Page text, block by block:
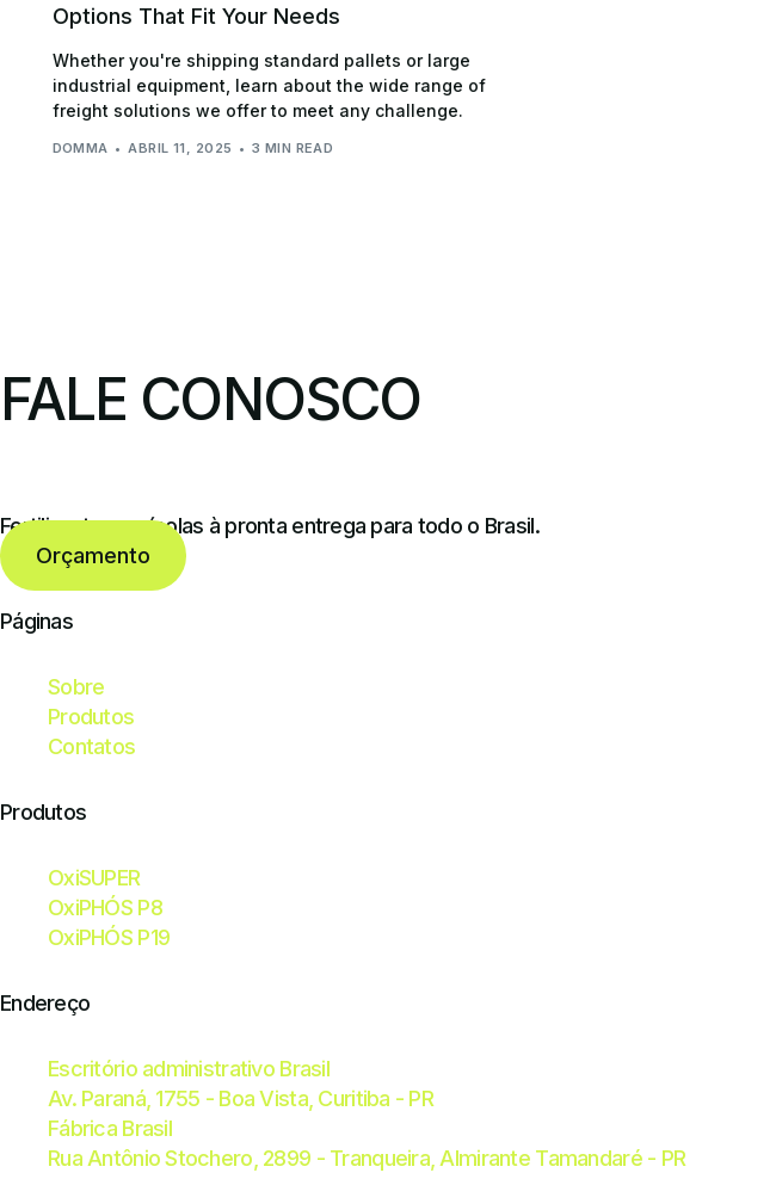
Options That Fit Your Needs
Whether you're shipping standard pallets or large
industrial equipment, learn about the wide range of
freight solutions we offer to meet any challenge.
DOMMA ABRIL 11, 2025 3 MIN READ
FALE CONOSCO
Fertilizantes agrícolas à pronta entrega para todo o Brasil.
Orçamento
Páginas
Sobre
Produtos
Contatos
Produtos
OxiSUPER
OxiPHÓS P8
OxiPHÓS P19
Endereço
Escritório administrativo Brasil
Av. Paraná, 1755 - Boa Vista, Curitiba - PR
Fábrica Brasil
Rua Antônio Stochero, 2899 - Tranqueira, Almirante Tamandaré - PR